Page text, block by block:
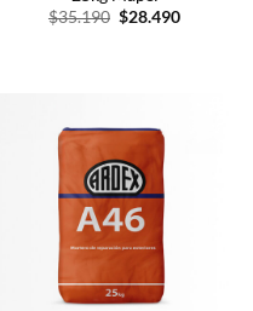
$35.190 $28.490